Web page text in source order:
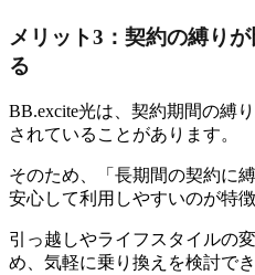
メリット3：契約の縛り
る
BB.excite光は、契約期間の縛
されていることがあります。
そのため、「長期間の契約に
安心して利用しやすいのが特徴
引っ越しやライフスタイルの
め、気軽に乗り換えを検討でき